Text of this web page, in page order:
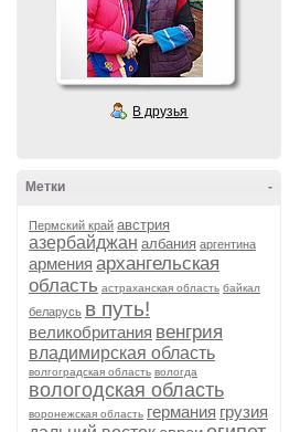
В друзья
-
Метки
Пермский край австрия
азербайджан албания аргентина
армения архангельская
область астраханская область байкал
беларусь в путь!
великобритания венгрия
владимирская область
волгоградская область вологда
вологодская область
воронежская область германия грузия